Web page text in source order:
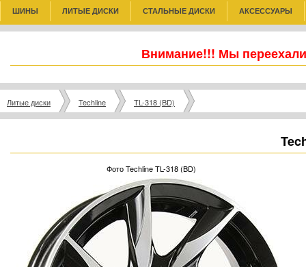
ШИНЫ ЛИТЫЕ ДИСКИ СТАЛЬНЫЕ ДИСКИ АКСЕССУАРЫ
Внимание!!! Мы
Литые диски Techline TL-318 (BD)
Фото Techline TL-318 (BD)